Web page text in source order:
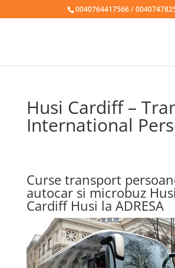
0040764417566 /
Husi Cardiff –
International
Curse transport
autocar si microbuz
Cardiff Husi la ADRESA